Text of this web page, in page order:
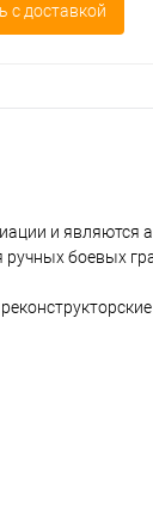
c доставкой
и являются
ручных боевых